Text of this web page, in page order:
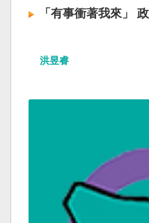
「有事衝著我來」
洪昱睿